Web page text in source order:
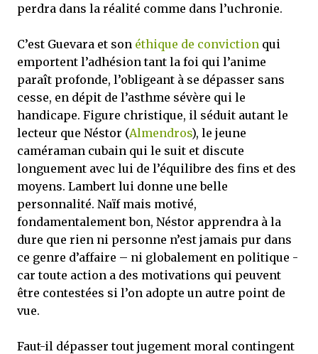
perdra dans la réalité comme dans l’uchronie.
C’est Guevara et son éthique de conviction qui
emportent l’adhésion tant la foi qui l’anime
paraît profonde, l’obligeant à se dépasser sans
cesse, en dépit de l’asthme sévère qui le
handicape. Figure christique, il séduit autant le
lecteur que Néstor (Almendros), le jeune
caméraman cubain qui le suit et discute
longuement avec lui de l’équilibre des fins et des
moyens. Lambert lui donne une belle
personnalité. Naïf mais motivé,
fondamentalement bon, Néstor apprendra à la
dure que rien ni personne n’est jamais pur dans
ce genre d’affaire – ni globalement en politique -
car toute action a des motivations qui peuvent
être contestées si l’on adopte un autre point de
vue.
Faut-il dépasser tout jugement moral contingent